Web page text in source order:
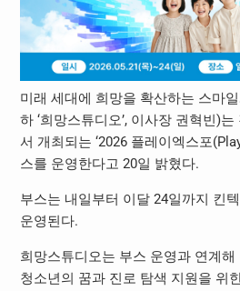
미래 세대에 희망을 확산하는 스마
하 ‘희망스튜디오’, 이사장 권혁빈)
서 개최되는 ‘2026 플레이엑스포
스를 운영한다고 20일 밝혔다.
부스는 내일부터 이달 24일까지 킨
운영된다.
희망스튜디오는 부스 운영과 연계
청소년의 꿈과 진로 탐색 지원을 위